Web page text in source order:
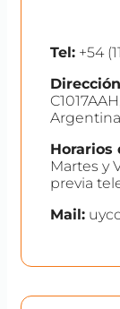
Tel: +54
Horarios
Martes y
previa
Mail: